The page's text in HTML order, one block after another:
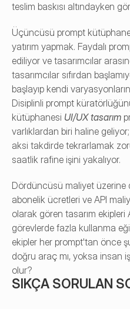
teslim baskısı altındayken
Üçüncüsü prompt
yatırım yapmak. Faydalı
ediliyor ve tasarımcılar
tasarımcılar sıfırdan
başlayıp kendi
Disiplinli prompt
kütüphanesi UI/UX tasarım
varlıklardan biri haline
aksi takdirde tekrarlamak
saatlik rafine işini yakalıyor.
Dördüncüsü maliyet üzerine
abonelik ücretleri ve API
olarak gören tasarım
görevlerde fazla kullanma
ekipler her prompt'tan önce
doğru araç mı, yoksa insan
olur?
SIKÇA SORULAN